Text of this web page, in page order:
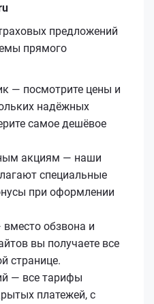
предложений
прямого
— посмотрите цены и
надёжных
самое дешёвое
акциям — наши
специальные
при оформлении
обзвона и
вы получаете все
странице.
— все тарифы
платежей, с